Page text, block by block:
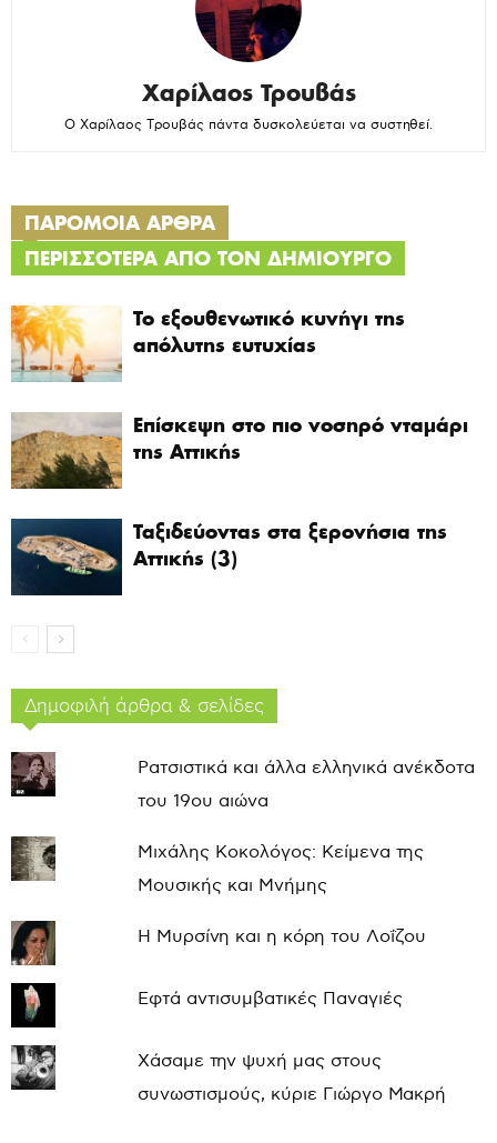
Χαρίλαος Τρουβάς
Ο Χαρίλαος Τρουβάς πάντα δυσκολεύεται να συστηθεί.
ΠΑΡΟΜΟΙΑ ΑΡΘΡΑ
ΠΕΡΙΣΣΟΤΕΡΑ ΑΠΟ ΤΟΝ ΔΗΜΙΟΥΡΓΟ
Το εξουθενωτικό κυνήγι της
απόλυτης ευτυχίας
Επίσκεψη στο πιο νοσηρό νταμάρι
της Αττικής
Ταξιδεύοντας στα ξερονήσια της
Αττικής (3)
Δημοφιλή άρθρα & σελίδες
Ρατσιστικά και άλλα ελληνικά ανέκδοτα
του 19ου αιώνα
Μιχάλης Κοκολόγος: Κείμενα της
Μουσικής και Μνήμης
Η Μυρσίνη και η κόρη του Λοΐζου
Εφτά αντισυμβατικές Παναγιές
Χάσαμε την ψυχή μας στους
συνωστισμούς, κύριε Γιώργο Μακρή